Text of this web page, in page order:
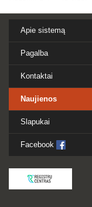
Apie sistemą
Pagalba
Kontaktai
Naujienos
Slapukai
Facebook